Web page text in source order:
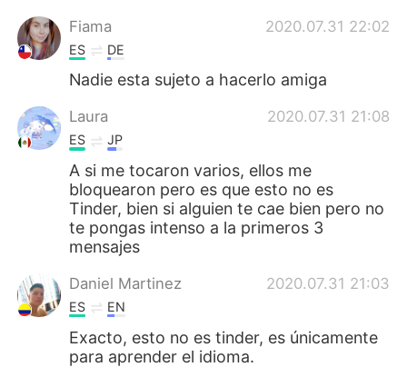
Fiama 2020.07.31 22:02
ES DE
Nadie esta sujeto a hacerlo amiga
Laura 2020.07.31 21:08
ES JP
A si me tocaron varios, ellos me
bloquearon pero es que esto no es
Tinder, bien si alguien te cae bien pero no
te pongas intenso a la primeros 3
mensajes
Daniel Martinez 2020.07.31 21:03
ES EN
Exacto, esto no es tinder, es únicamente
para aprender el idioma.